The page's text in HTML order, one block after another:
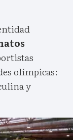
olímpicas:
y